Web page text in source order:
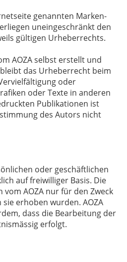
genannten Marken-
uneingeschränkt den
gültigen Urheberrechts.
AOZA selbst erstellt und
das Urheberrecht beim
oder
oder Texte in anderen
Publikationen ist
des Autors nicht
oder geschäftlichen
auf freiwilliger Basis. Die
AOZA nur für den Zweck
erhoben wurden. AOZA
dass die Bearbeitung der
erfolgt.